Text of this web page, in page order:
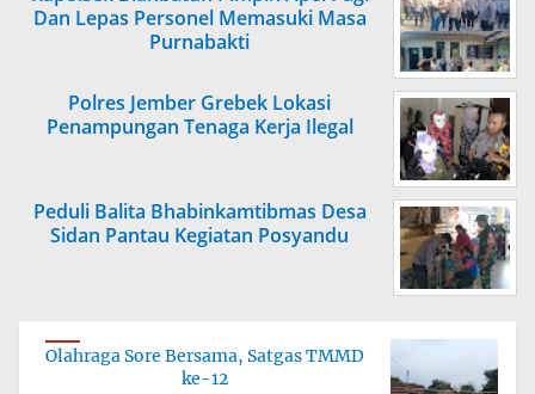
Dan Lepas Personel Memasuki Masa
Purnabakti
Polres Jember Grebek Lokasi
Penampungan Tenaga Kerja Ilegal
Peduli Balita Bhabinkamtibmas Desa
Sidan Pantau Kegiatan Posyandu
Olahraga Sore Bersama, Satgas TMMD
ke-12